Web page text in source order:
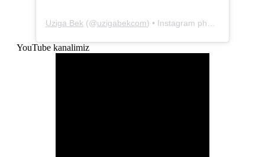
Uziga Bek (@uzigabekcom) • Instagram photos and videos
YouTube kanalimiz